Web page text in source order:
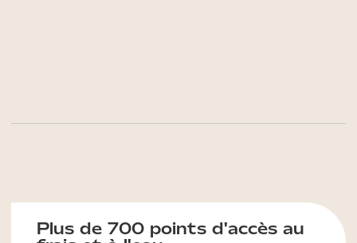
Plus de 700 points d'accès au